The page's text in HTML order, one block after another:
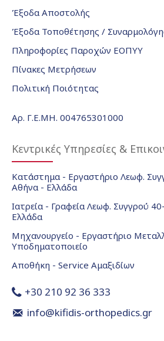
Έξοδα Αποστολής
Έξοδα Τοποθέτησης /
Πληροφορίες Παροχών ΕΟΠΥΥ
Πίνακες Μετρήσεων
Πολιτική Ποιότητας
Αρ. Γ.Ε.ΜΗ. 004765301000
Κεντρικές Υπηρεσίες &
Κατάστημα - Εργαστήριο Λεωφ.
Αθήνα - Ελλάδα
Ιατρεία - Γραφεία Λεωφ. Συγγρού
Ελλάδα
Μηχανουργείο - Εργαστήριο
Υποδηματοποιείο
Αποθήκη - Service Αμαξιδίων
+30 210 92 36 333
info@kifidis-orthopedics.gr